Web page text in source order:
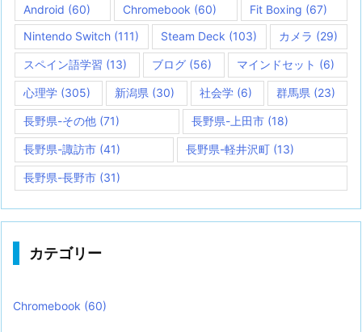
Android (60) Chromebook (60) Fit Boxing (67)
Nintendo Switch (111) Steam Deck (103) カメラ (29)
スペイン語学習 (13) ブログ (56) マインドセット (6)
心理学 (305) 新潟県 (30) 社会学(6) 群馬県 (23)
長野県-その他 (71) 長野県-上田市(18)
長野県-諏訪市 (41) 長野県-軽井沢町 (13)
長野県-長野市 (31)
カテゴリー
Chromebook (60)